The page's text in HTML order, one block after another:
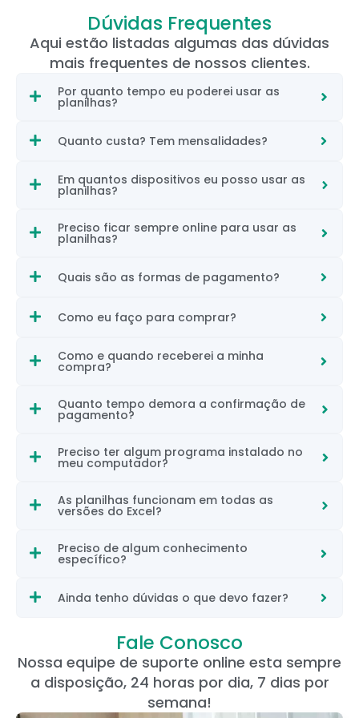
Dúvidas Frequentes
Aqui estão listadas algumas das dúvidas
mais frequentes de nossos clientes.
Por quanto tempo eu poderei usar as
planilhas?
Quanto custa? Tem mensalidades?
Em quantos dispositivos eu posso usar as
planilhas?
Preciso ficar sempre online para usar as
planilhas?
Quais são as formas de pagamento?
Como eu faço para comprar?
Como e quando receberei a minha
compra?
Quanto tempo demora a confirmação de
pagamento?
Preciso ter algum programa instalado no
meu computador?
As planilhas funcionam em todas as
versões do Excel?
Preciso de algum conhecimento
específico?
Ainda tenho dúvidas o que devo fazer?
Fale Conosco
Nossa equipe de suporte online esta sempre
a disposição, 24 horas por dia, 7 dias por
semana!